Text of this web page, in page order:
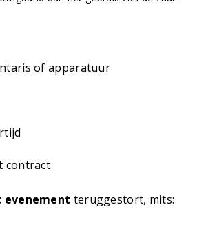
of apparatuur
contract
evenement teruggestort, mits: